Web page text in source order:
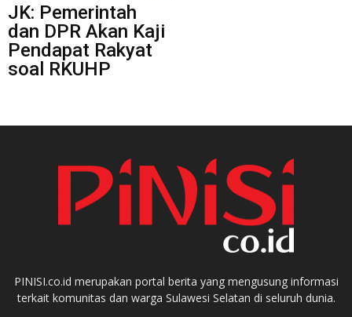
JK: Pemerintah
dan DPR Akan Kaji
Pendapat Rakyat
soal RKUHP
PINISI.co.id merupakan portal berita yang mengusung informasi
terkait komunitas dan warga Sulawesi Selatan di seluruh dunia.